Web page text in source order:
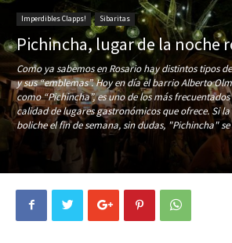
Imperdibles Clapps! Sibaritas
Pichincha, lugar de la noche
Como ya sabemos en Rosario hay distintos tipos
y sus “emblemas”. Hoy en día el barrio Alberto
como “Pichincha”, es uno de los más
calidad de lugares gastronómicos que ofrece. Si
boliche el fin de semana, sin dudas, "Pichincha"